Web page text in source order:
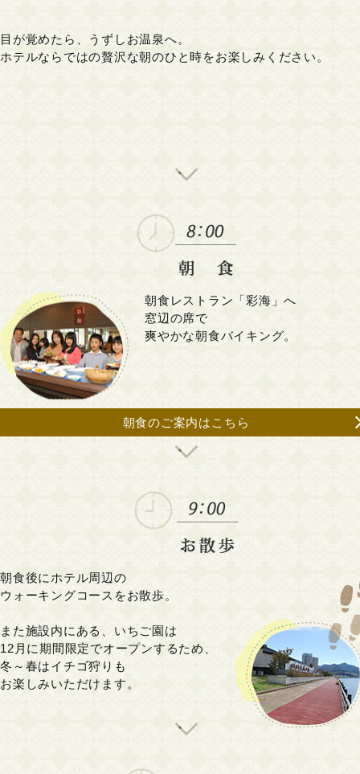
目が覚めたら、うずしお温泉へ。
ホテルならではの贅沢な朝のひと時をお楽しみください。
朝食レストラン「彩海」へ
窓辺の席で
爽やかな朝食バイキング。
朝食のご案内はこちら
朝食後にホテル周辺の
ウォーキングコースをお散歩。
また施設内にある、いちご園は
12月に期間限定でオープンするため、
冬～春はイチゴ狩りも
お楽しみいただけます。